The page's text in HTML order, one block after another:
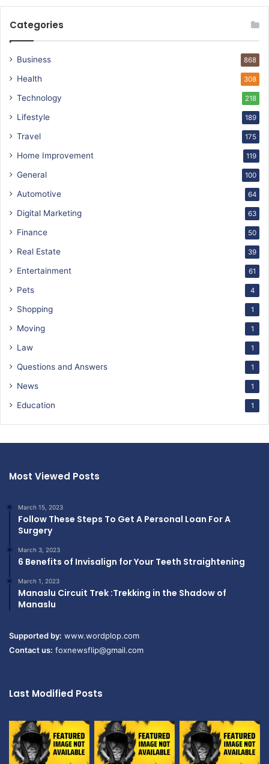
Categories
Business 868
Health 308
Technology 218
Lifestyle 189
Travel 175
Home Improvement 119
General 100
Automotive 64
Digital Marketing 63
Finance 50
Real Estate 39
Entertainment 61
Pets 4
Shopping 1
Moving 1
Law 1
Questions and Answers 1
News 1
Education 1
Most Viewed Posts
March 15, 2023
Follow These Steps To Get A Personal Loan For A
Surgery
March 3, 2023
6 Benefits of Invisalign for Your Teeth Straightening
March 1, 2023
Manaslu Circuit Trek :Trekking in the Shadow of
Manaslu
Supported by: www.wordplop.com
Contact us: foxnewsflip@gmail.com
Last Modified Posts